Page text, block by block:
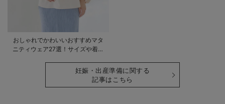
おしゃれでかわいいおすすめマタ
ニティウェア27選！サイズや着る
妊娠・出産準備に関する
記事はこちら